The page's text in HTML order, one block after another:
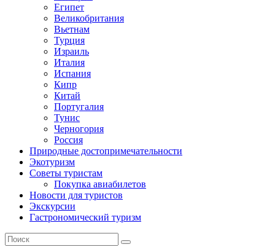
Египет
Великобритания
Вьетнам
Турция
Израиль
Италия
Испания
Кипр
Китай
Португалия
Тунис
Черногория
Россия
Природные достопримечательности
Экотуризм
Советы туристам
Покупка авиабилетов
Новости для туристов
Экскурсии
Гастрономический туризм